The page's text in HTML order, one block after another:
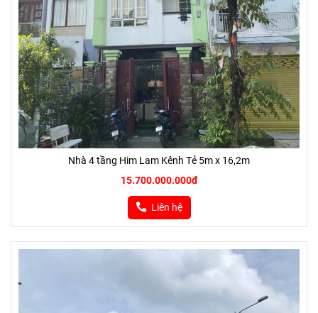
Nhà 4 tầng Him Lam Kênh Tẻ 5m x 16,2m
15.700.000.000đ
Liên hệ